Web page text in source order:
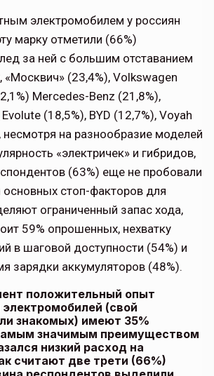
электромобилем у россиян
марку отметили (66%)
за ней с большим отставанием
«Москвич» (23,4%), Volkswagen
Mercedes-Benz (21,8%),
(18,5%), BYD (12,7%), Voyah
на разнообразие моделей
«электричек» и гибридов,
(63%) еще не пробовали
основных стоп-факторов для
ограниченный запас хода,
59% опрошенных, нехватку
в шаговой доступности (54%) и
зарядки аккумуляторов (48%).
положительный опыт
электромобилей (свой
знакомых) имеют 35%
значимым преимуществом
низкий расход на
считают две трети (66%)